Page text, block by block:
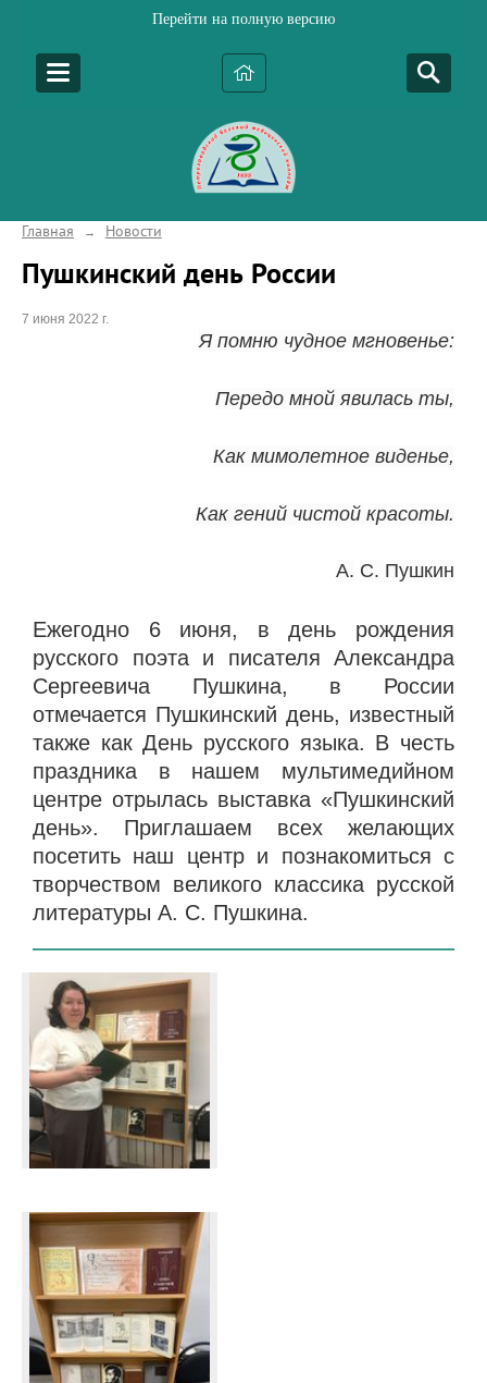
Перейти на полную версию
Главная → Новости
Пушкинский день России
7 июня 2022 г.
Я помню чудное мгновенье:
Передо мной явилась ты,
Как мимолетное виденье,
Как гений чистой красоты.
А. С. Пушкин
Ежегодно 6 июня, в день рождения
русского поэта и писателя Александра
Сергеевича Пушкина, в России
отмечается Пушкинский день, известный
также как День русского языка. В честь
праздника в нашем мультимедийном
центре отрылась выставка «Пушкинский
день». Приглашаем всех желающих
посетить наш центр и познакомиться с
творчеством великого классика русской
литературы А. С. Пушкина.